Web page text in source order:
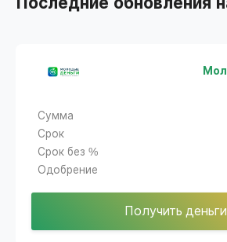
Сумма
Срок
Срок без %
Одобрение
Получить деньги